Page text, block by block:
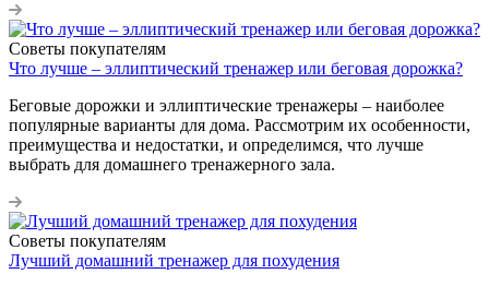
Советы покупателям
Что лучше – эллиптический тренажер или беговая дорожка?
Беговые дорожки и эллиптические тренажеры – наиболее
популярные варианты для дома. Рассмотрим их особенности,
преимущества и недостатки, и определимся, что лучше
выбрать для домашнего тренажерного зала.
Советы покупателям
Лучший домашний тренажер для похудения